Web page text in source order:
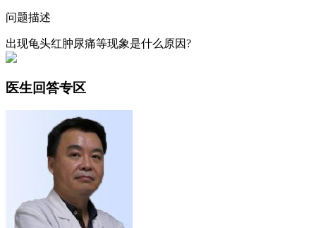
问题描述
出现龟头红肿尿痛等现象是什么原因?
医生回答专区